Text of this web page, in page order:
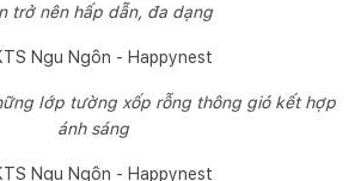
trở nên hấp dẫn, đa dạng
lớp tường xốp rỗng thông gió kết hợp
ánh sáng